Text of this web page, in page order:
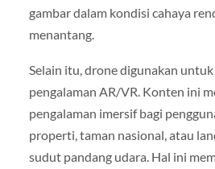
gambar dalam kondisi cahaya
menantang.
Selain itu, drone digunakan
pengalaman AR/VR. Konten ini
pengalaman imersif bagi
properti, taman nasional, atau
sudut pandang udara. Hal ini